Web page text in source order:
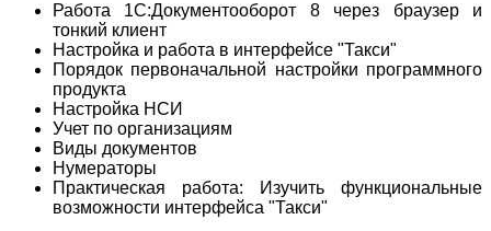
Работа 1С:Документооборот 8 через браузер и
тонкий клиент
Настройка и работа в интерфейсе "Такси"
Порядок первоначальной настройки программного
продукта
Настройка НСИ
Учет по организациям
Виды документов
Нумераторы
Практическая работа: Изучить функциональные
возможности интерфейса "Такси"